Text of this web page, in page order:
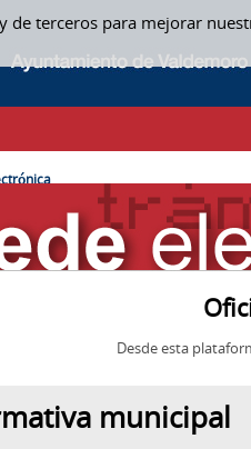
de terceros para mejorar
MIGAS
Desde esta
municipal